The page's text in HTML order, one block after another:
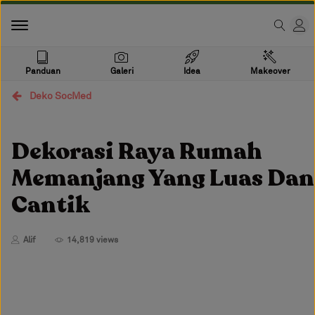
Panduan Galeri Idea Makeover
Deko SocMed
Dekorasi Raya Rumah
Memanjang Yang Luas Dan
Cantik
Alif 14,819 views